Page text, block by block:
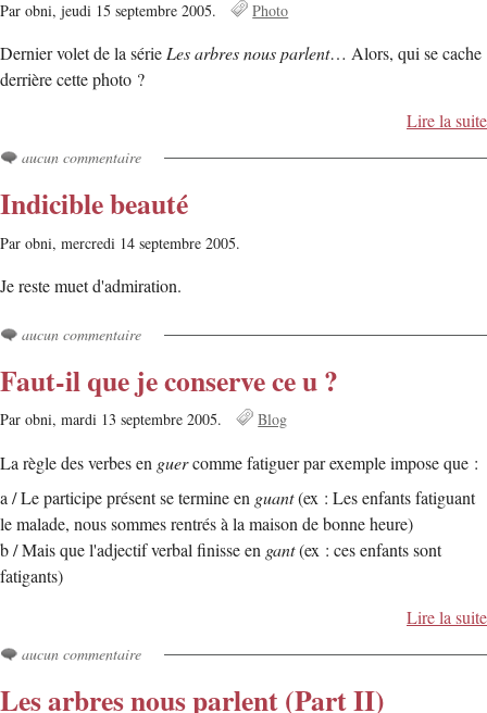
Par obni, jeudi 15 septembre 2005. Photo
Dernier volet de la série Les arbres nous parlent… Alors, qui se cache
derrière cette photo ?
Lire la suite
aucun commentaire
Indicible beauté
Par obni, mercredi 14 septembre 2005.
Je reste muet d'admiration.
aucun commentaire
Faut-il que je conserve ce u ?
Par obni, mardi 13 septembre 2005. Blog
La règle des verbes en guercomme fatiguer par exemple impose que :
a / Le participe présent se termine en guant(ex : Les enfants fatiguant
le malade, nous sommes rentrés à la maison de bonne heure)
b / Mais que l'adjectif verbal finisse en gant(ex : ces enfants sont
fatigants)
Lire la suite
aucun commentaire
Les arbres nous parlent (Part II)